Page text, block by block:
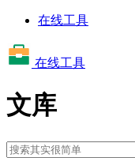
在线工具
在线工具
文库